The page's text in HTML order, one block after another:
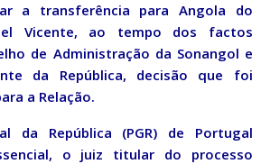
a transferência para Angola do
Vicente, ao tempo dos factos
de Administração da Sonangol e
da República, decisão que foi
a Relação.
da República (PGR) de Portugal
o juiz titular do processo